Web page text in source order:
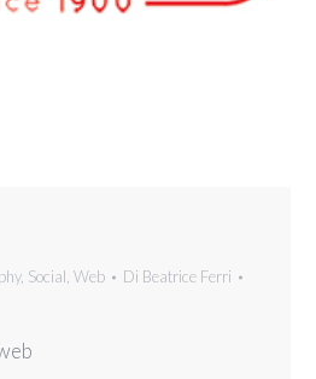
, Social Web Di Beatrice Ferri